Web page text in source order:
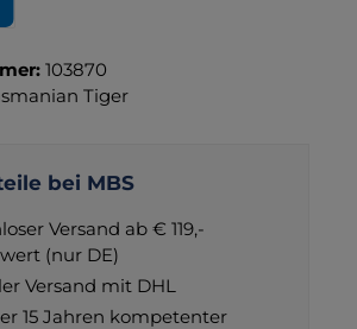
103870
Tiger
bei MBS
Versand ab € 119,-
(nur DE)
Versand mit DHL
15 Jahren kompetenter